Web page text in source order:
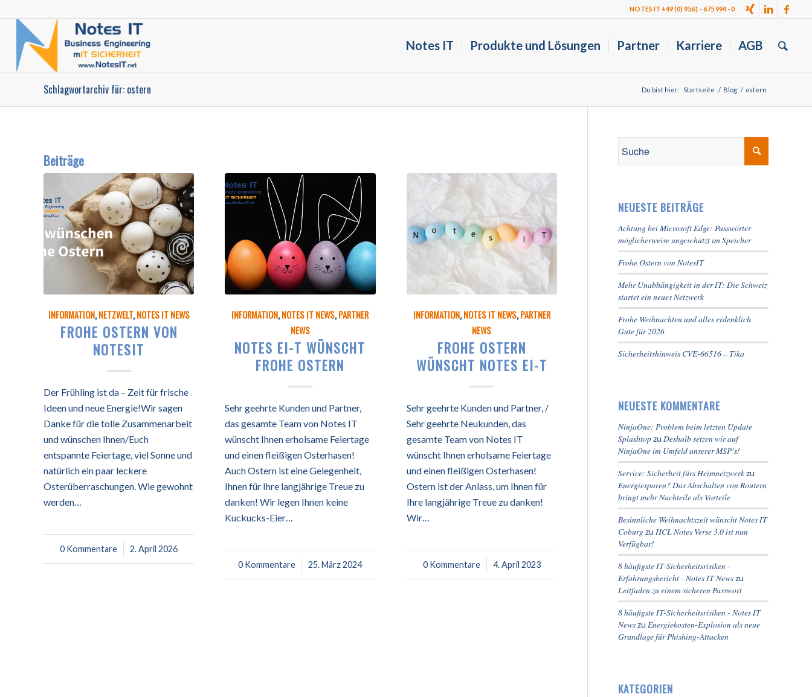
NOTES IT +49 (0) 9561 - 675 994 - 0
Notes IT Produkte und Lösungen Partner Karriere AGB
Schlagwortarchiv für: ostern Du bist hier: Startseite / Blog / ostern
Beiträge
INFORMATION,NETZWELT,NOTES IT NEWS
FROHE OSTERN VON
NOTESIT
Der Frühling ist da – Zeit für frische
Ideen und neue Energie!Wir sagen
Danke für die tolle Zusammenarbeit
und wünschen Ihnen/Euch
entspannte Feiertage, viel Sonne und
natürlich ein paar leckere
Osterüberraschungen. Wie gewohnt
werden…
0 Kommentare
/ 2. April 2026
INFORMATION,NOTES IT NEWS,PARTNER
NEWS
NOTES EI-T WÜNSCHT
FROHE OSTERN
Sehr geehrte Kunden und Partner,
das gesamte Team von Notes IT
wünscht Ihnen erholsame Feiertage
und einen fleißigen Osterhasen!
Auch Ostern ist eine Gelegenheit,
Ihnen für Ihre langjährige Treue zu
danken! Wir legen Ihnen keine
Kuckucks-Eier…
0 Kommentare
/ 25. März 2024
INFORMATION,NOTES IT NEWS,PARTNER
NEWS
FROHE OSTERN
WÜNSCHT NOTES EI-T
Sehr geehrte Kunden und Partner, /
Sehr geehrte Neukunden, das
gesamte Team von Notes IT
wünscht Ihnen erholsame Feiertage
und einen fleißigen Osterhasen!
Ostern ist der Anlass, um Ihnen für
Ihre langjährige Treue zu danken!
Wir…
0 Kommentare
/ 4. April 2023
NEUESTE BEITRÄGE
Achtung bei Microsoft Edge: Passwörter
möglicherweise ungeschützt im Speicher
Frohe Ostern von NotesIT
Mehr Unabhängigkeit in der IT: Die Schweiz
startet ein neues Netzwerk
Frohe Weihnachten und alles erdenklich
Gute für 2026
Sicherheitshinweis CVE-66516 – Tika
NEUESTE KOMMENTARE
NinjaOne: Problem beim letzten Update
Splashtopzu Deshalb setzen wir auf
NinjaOne im Umfeld unserer MSP’s!
Service: Sicherheit fürs Heimnetzwerkzu
Energiesparen? Das Abschalten von Routern
bringt mehr Nachteile als Vorteile
Besinnliche Weihnachtszeit wünscht Notes IT
Coburgzu HCL Notes Verse 3.0 ist nun
Verfügbar!
8 häufigste IT-Sicherheitsrisiken -
Erfahrungsbericht - Notes IT Newszu
Leitfaden zu einem sicheren Passwort
8 häufigste IT-Sicherheitsrisiken - Notes IT
Newszu Energiekosten-Explosion als neue
Grundlage für Phishing-Attacken
KATEGORIEN